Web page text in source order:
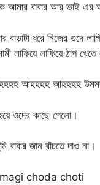
আমার বাবার আর ভাই এর
বাড়াটা ধরে নিজের গুদে
লাফিয়ে লাফিয়ে ঠাপ
আহহহহ আহহহহ আহহহহ
ওদের কাছে গেলো।
জান বাঁচতে দাও না।
magi choda choti